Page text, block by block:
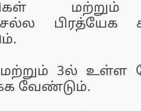
மற்றும்
பிரத்யேக
3ல் உள்ள
வேண்டும்.